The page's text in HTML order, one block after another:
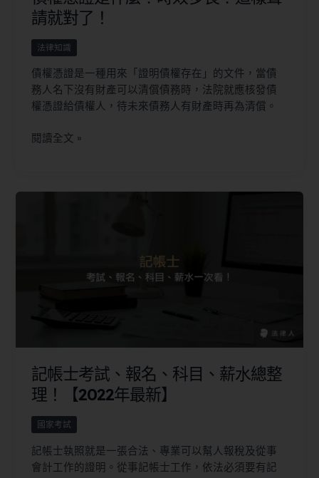
請就對了！
法律知識
債權憑證是一種用來「證明債權存在」的文件，當債
務人名下沒有財產可以清償債務時，法院就應核發債
權憑證給債權人，待未來債務人有財產時再為清償。
閱讀全文 »
記帳士考試、報名、科目、薪水總整
理！【2022年最新】
國家考試
記帳士執照就是一張合法、專業可以幫人報稅及從事
會計工作的證明。從事記帳士工作，依法必須要有記